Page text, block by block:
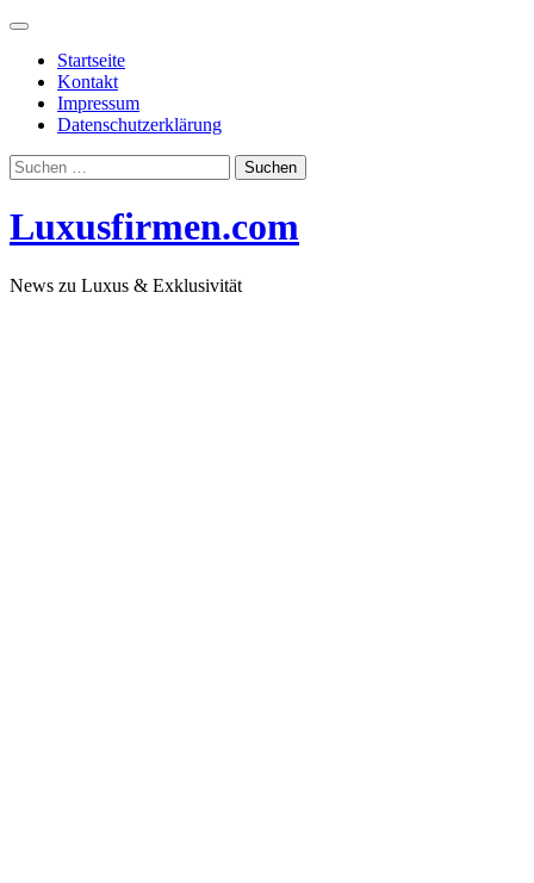
Skip
contentStartseite
Kontakt
Impressum
Datenschutzerklärung
Suchen
nach:
Luxusfirmen.com
News zu Luxus & Exklusivität